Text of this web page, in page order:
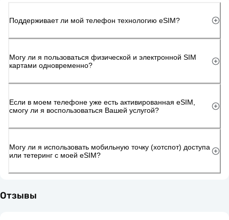
Поддерживает ли мой телефон технологию eSIM?
Могу ли я пользоваться физической и электронной SIM
картами одновременно?
Если в моем телефоне уже есть активированная eSIM,
смогу ли я воспользоваться Вашей услугой?
Могу ли я использовать мобильную точку (хотспот) доступа
или тетеринг с моей eSIM?
Отзывы